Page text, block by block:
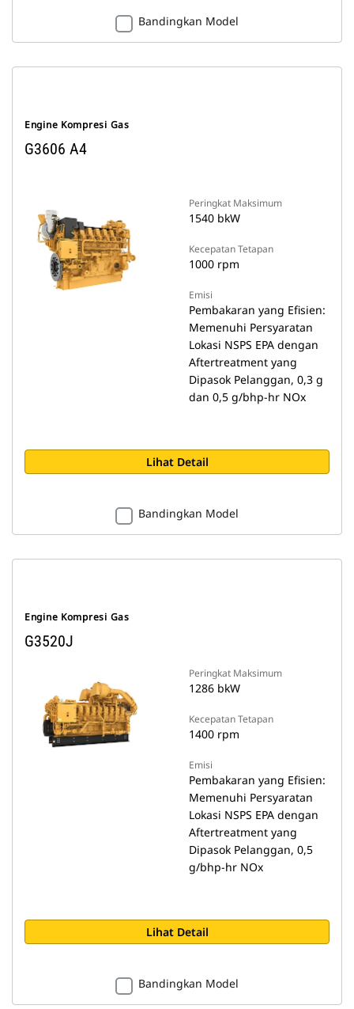
Bandingkan Model
Engine Kompresi Gas
G3606 A4
Peringkat Maksimum
1540 bkW
Kecepatan Tetapan
1000 rpm
Emisi
Pembakaran yang Efisien:
Memenuhi Persyaratan
Lokasi NSPS EPA dengan
Aftertreatment yang
Dipasok Pelanggan, 0,3 g
dan 0,5 g/bhp-hr NOx
Lihat Detail
Bandingkan Model
Engine Kompresi Gas
G3520J
Peringkat Maksimum
1286 bkW
Kecepatan Tetapan
1400 rpm
Emisi
Pembakaran yang Efisien:
Memenuhi Persyaratan
Lokasi NSPS EPA dengan
Aftertreatment yang
Dipasok Pelanggan, 0,5
g/bhp-hr NOx
Lihat Detail
Bandingkan Model